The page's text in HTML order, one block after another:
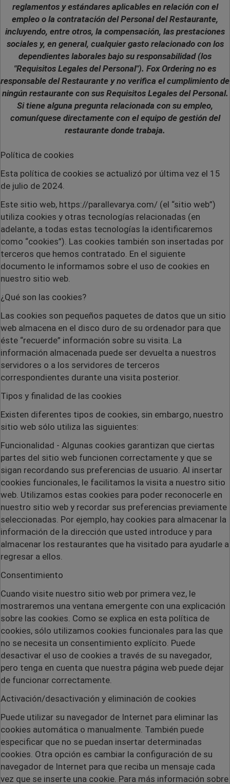
reglamentos y estándares aplicables en relación con el
empleo o la contratación del Personal del Restaurante,
incluyendo, entre otros, la compensación, las prestaciones
sociales y, en general, cualquier gasto relacionado con los
dependientes laborales bajo su responsabilidad (los
"Requisitos Legales del Personal"). Fox Ordering no es
responsable del Restaurante y no verifica el cumplimiento de
ningún restaurante con sus Requisitos Legales del Personal.
Si tiene alguna pregunta relacionada con su empleo,
comuníquese directamente con el equipo de gestión del
restaurante donde trabaja.
Política de cookies
Esta política de cookies se actualizó por última vez el 15
de julio de 2024.
Este sitio web, https://parallevarya.com/ (el “sitio web”)
utiliza cookies y otras tecnologías relacionadas (en
adelante, a todas estas tecnologías la identificaremos
como “cookies”). Las cookies también son insertadas por
terceros que hemos contratado. En el siguiente
documento le informamos sobre el uso de cookies en
nuestro sitio web.
¿Qué son las cookies?
Las cookies son pequeños paquetes de datos que un sitio
web almacena en el disco duro de su ordenador para que
éste “recuerde” información sobre su visita. La
información almacenada puede ser devuelta a nuestros
servidores o a los servidores de terceros
correspondientes durante una visita posterior.
Tipos y finalidad de las cookies
Existen diferentes tipos de cookies, sin embargo, nuestro
sitio web sólo utiliza las siguientes:
Funcionalidad - Algunas cookies garantizan que ciertas
partes del sitio web funcionen correctamente y que se
sigan recordando sus preferencias de usuario. Al insertar
cookies funcionales, le facilitamos la visita a nuestro sitio
web. Utilizamos estas cookies para poder reconocerle en
nuestro sitio web y recordar sus preferencias previamente
seleccionadas. Por ejemplo, hay cookies para almacenar la
información de la dirección que usted introduce y para
almacenar los restaurantes que ha visitado para ayudarle a
regresar a ellos.
Consentimiento
Cuando visite nuestro sitio web por primera vez, le
mostraremos una ventana emergente con una explicación
sobre las cookies. Como se explica en esta política de
cookies, sólo utilizamos cookies funcionales para las que
no se necesita un consentimiento explícito. Puede
desactivar el uso de cookies a través de su navegador,
pero tenga en cuenta que nuestra página web puede dejar
de funcionar correctamente.
Activación/desactivación y eliminación de cookies
Puede utilizar su navegador de Internet para eliminar las
cookies automática o manualmente. También puede
especificar que no se puedan insertar determinadas
cookies. Otra opción es cambiar la configuración de su
navegador de Internet para que reciba un mensaje cada
vez que se inserte una cookie. Para más información sobre